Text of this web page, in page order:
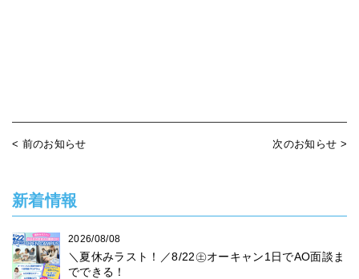
< 前のお知らせ 次のお知らせ >
新着情報
2026/08/08
＼夏休みラスト！／8/22㊏オーキャン1日でAO面談ま
でできる！